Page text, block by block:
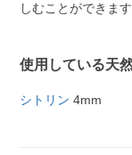
しむことができます
使用している天
シトリン 4mm